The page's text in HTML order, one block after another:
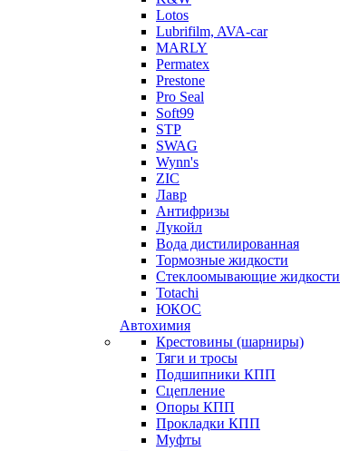
Lotos
Lubrifilm, AVA-car
MARLY
Permatex
Prestone
Pro Seal
Soft99
STP
SWAG
Wynn's
ZIC
Лавр
Антифризы
Лукойл
Вода дистилированная
Тормозные жидкости
Стеклоомывающие жидкости
Totachi
ЮКОС
Автохимия
Крестовины (шарниры)
Тяги и тросы
Подшипники КПП
Сцепление
Опоры КПП
Прокладки КПП
Муфты